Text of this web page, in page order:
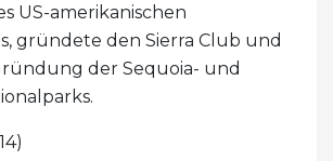
US-amerikanischen
gründete den Sierra Club und
der Sequoia- und